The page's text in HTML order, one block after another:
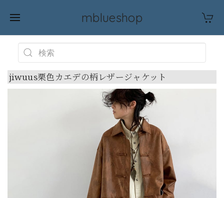
mblueshop
jiwuus栗色カエデの柄レザージャケット